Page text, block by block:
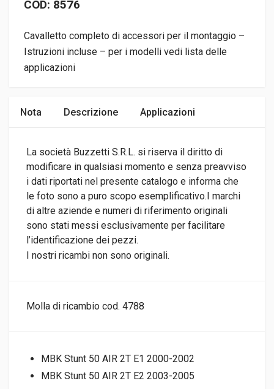
COD: 8576
Cavalletto completo di accessori per il montaggio –
Istruzioni incluse – per i modelli vedi lista delle
applicazioni
Nota Descrizione Applicazioni
La società Buzzetti S.R.L. si riserva il diritto di
modificare in qualsiasi momento e senza preavviso
i dati riportati nel presente catalogo e informa che
le foto sono a puro scopo esemplificativo.I marchi
di altre aziende e numeri di riferimento originali
sono stati messi esclusivamente per facilitare
l’identificazione dei pezzi.
I nostri ricambi non sono originali.
Molla di ricambio cod. 4788
MBK Stunt 50 AIR 2T E1 2000-2002
MBK Stunt 50 AIR 2T E2 2003-2005